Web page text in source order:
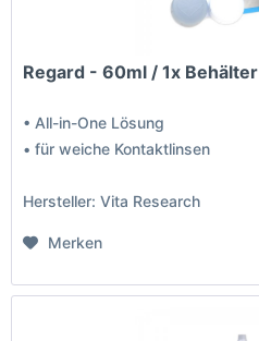
Regard - 60ml / 1x Behälter
• All-in-One Lösung
• für weiche Kontaktlinsen
Hersteller: Vita Research
Merken